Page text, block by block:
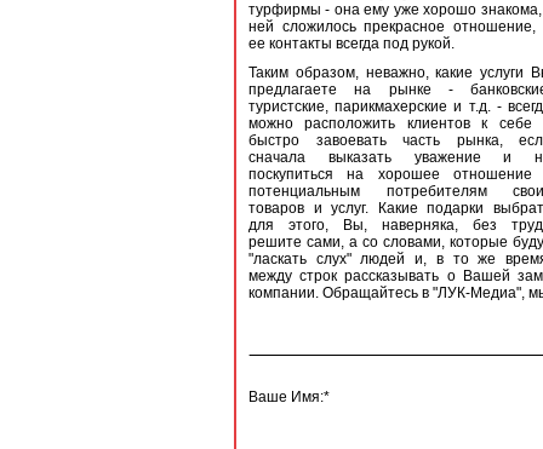
турфирмы - она ему уже хорошо знакома,
ней сложилось прекрасное отношение,
ее контакты всегда под рукой.
Таким образом, неважно, какие услуги
предлагаете на рынке -
туристские, парикмахерские и т.д. -
можно расположить клиентов к себе
быстро завоевать часть рынка,
сначала выказать уважение и
поскупиться на хорошее отношение
потенциальным потребителям
товаров и услуг. Какие подарки
для этого, Вы, наверняка, без
решите сами, а со словами, которые
"ласкать слух" людей и, в то же
между строк рассказывать о Вашей
компании. Обращайтесь в "ЛУК-Медиа",
Ваше Имя:*